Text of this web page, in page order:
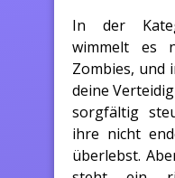
In der
wimmelt es
Zombies, und
deine
sorgfältig
ihre nicht
überlebst.